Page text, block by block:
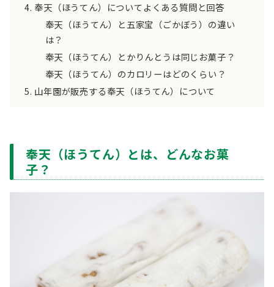
奉天（ほうてん）についてよくある質問と回答
奉天（ほうてん）と五家宝（ごかぼう）の違い
は？
奉天（ほうてん）とかりんとうは同じお菓子？
奉天（ほうてん）のカロリーはどのくらい？
山年園が販売する奉天（ほうてん）について
奉天（ほうてん）とは、どんなお菓
子？